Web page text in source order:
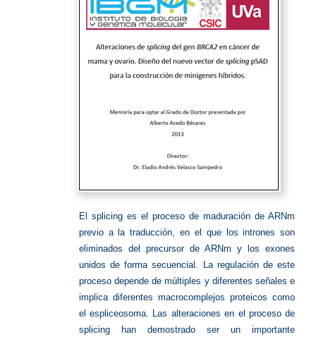
El splicing es el proceso de maduración de ARNm
previo a la traducción, en el que los intrones son
eliminados del precursor de ARNm y los exones
unidos de forma secuencial. La regulación de este
proceso depende de múltiples y diferentes señales e
implica diferentes macrocomplejos proteicos como
el espliceosoma. Las alteraciones en el proceso de
splicing han demostrado ser un importante